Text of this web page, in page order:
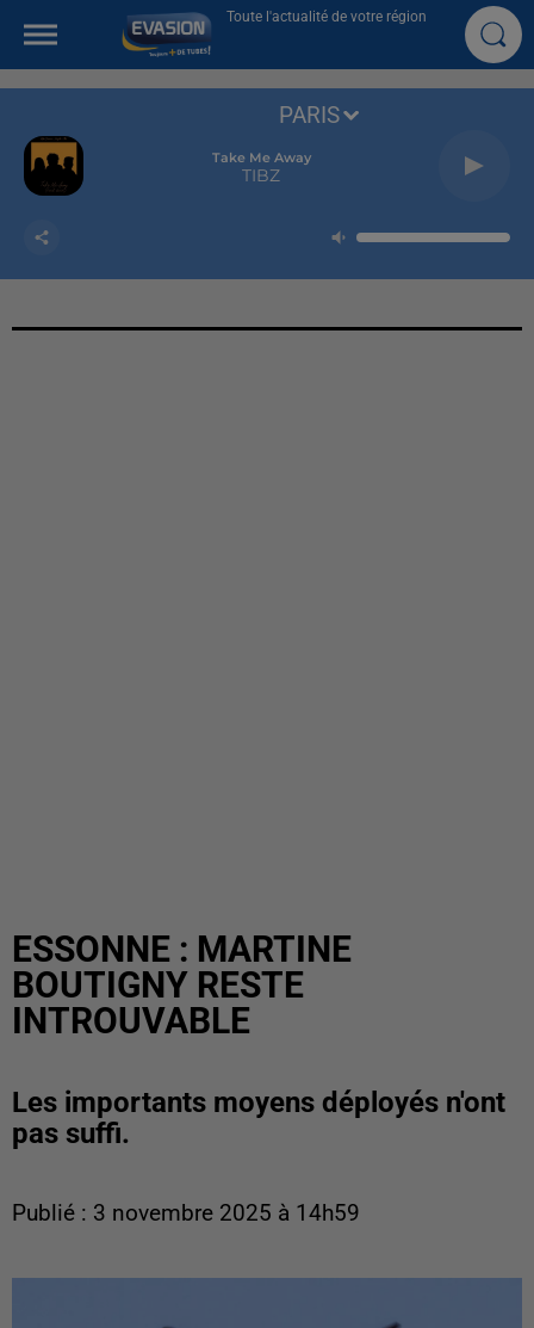
Toute l'actualité de votre région
Take Me Away
TIBZ
PARIS
ESSONNE : MARTINE
BOUTIGNY RESTE
INTROUVABLE
Les importants moyens déployés n'ont
pas suffi.
Publié : 3 novembre 2025 à 14h59